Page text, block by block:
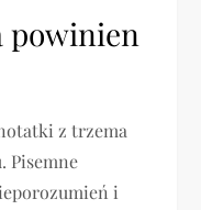
powinien
z trzema
Pisemne
i